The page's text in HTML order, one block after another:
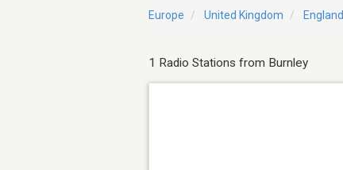
Europe United Kingdom England
1 Radio Stations from Burnley